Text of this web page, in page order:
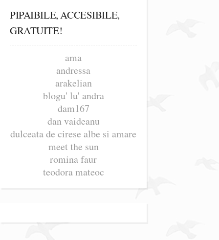
PIPAIBILE, ACCESIBILE,
GRATUITE!
ama
andressa
arakelian
blogu' lu' andra
dam167
dan vaideanu
dulceata de cirese albe si amare
meet the sun
romina faur
teodora mateoc